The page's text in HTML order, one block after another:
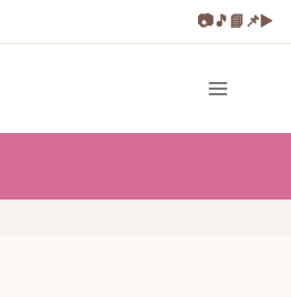
📷🎵📘📌▶️